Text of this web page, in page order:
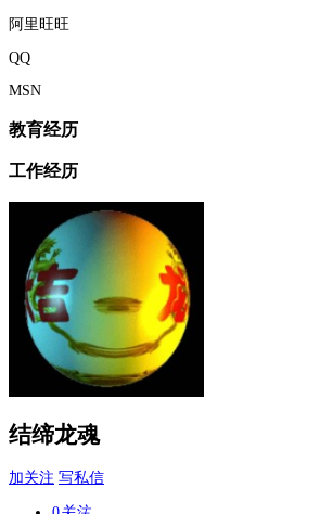
阿里旺旺
QQ
MSN
教育经历
工作经历
结缔龙魂
加关注 写私信